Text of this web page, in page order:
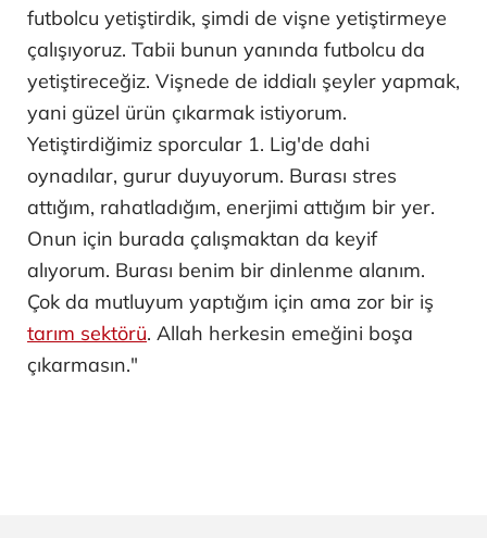
futbolcu yetiştirdik, şimdi de vişne yetiştirmeye
çalışıyoruz. Tabii bunun yanında futbolcu da
yetiştireceğiz. Vişnede de iddialı şeyler yapmak,
yani güzel ürün çıkarmak istiyorum.
Yetiştirdiğimiz sporcular 1. Lig'de dahi
oynadılar, gurur duyuyorum. Burası stres
attığım, rahatladığım, enerjimi attığım bir yer.
Onun için burada çalışmaktan da keyif
alıyorum. Burası benim bir dinlenme alanım.
Çok da mutluyum yaptığım için ama zor bir iş
tarım sektörü. Allah herkesin emeğini boşa
çıkarmasın."